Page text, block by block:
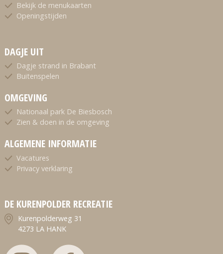
Bekijk de menukaarten
Openingstijden
DAGJE UIT
Dagje strand in Brabant
Buitenspelen
OMGEVING
Nationaal park De Biesbosch
Zien & doen in de omgeving
ALGEMENE INFORMATIE
Vacatures
Privacy verklaring
DE KURENPOLDER RECREATIE
Kurenpolderweg 31
4273 LA HANK